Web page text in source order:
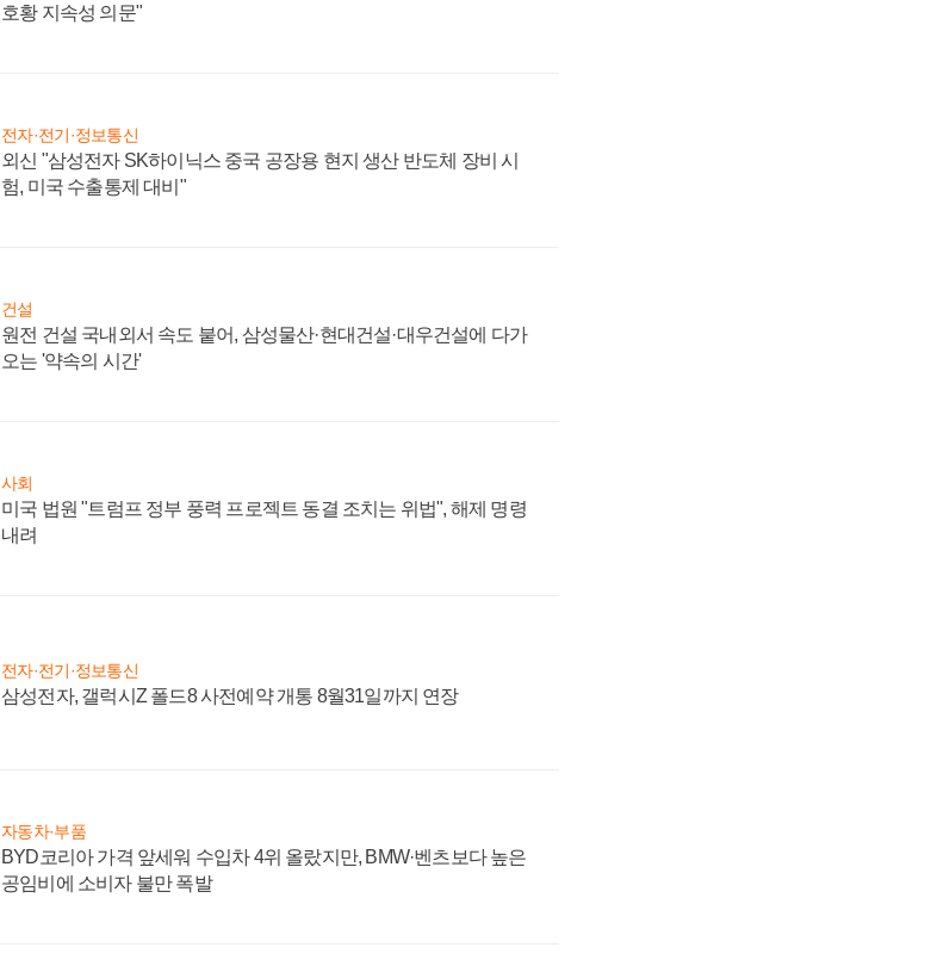
호황 지속성 의문"
전자·전기·정보통신
외신 "삼성전자 SK하이닉스 중국 공장용 현지 생산 반도체 장비 시
험, 미국 수출통제 대비"
건설
원전 건설 국내외서 속도 붙어, 삼성물산·현대건설·대우건설에 다가
오는 '약속의 시간'
사회
미국 법원 "트럼프 정부 풍력 프로젝트 동결 조치는 위법", 해제 명령
내려
전자·전기·정보통신
삼성전자, 갤럭시Z 폴드8 사전예약 개통 8월31일까지 연장
자동차·부품
BYD코리아 가격 앞세워 수입차 4위 올랐지만, BMW·벤츠보다 높은
공임비에 소비자 불만 폭발